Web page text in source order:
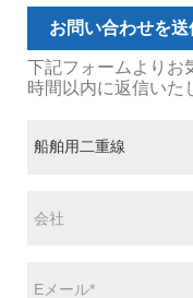
お問い合わせを送
下記フォームよりお
時間以内に返信いた